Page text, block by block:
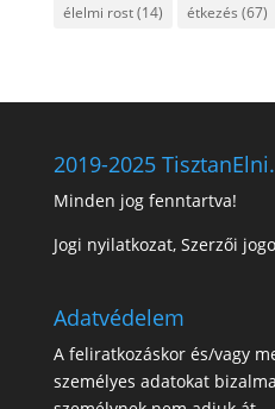
élelmi rost(14) étkezés (67)
2019-2025
Minden jog fenntartva!
Jogi nyilatkozat, Szerzői
Adatvédelem
A feliratkozáskor és/vagy
személyes adatokat